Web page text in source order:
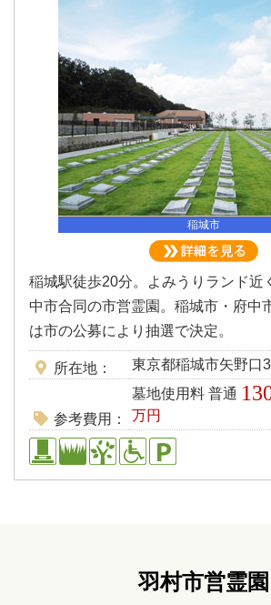
稲城市
稲城駅徒歩20分。よみうりランド近
中市合同の市営霊園。稲城市・府中
は市の公募により抽選で決定。
所在地 東京都稲城市矢野口
参考費用
墓地使用料 普通
万円
羽村市営霊園